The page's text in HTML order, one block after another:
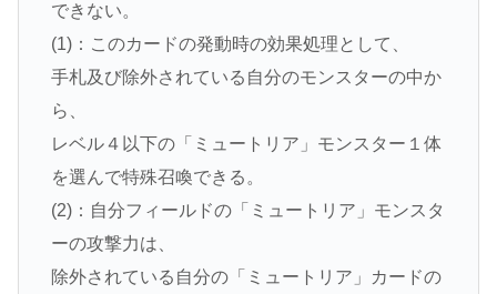
できない。
(1)：このカードの発動時の効果処理として、
手札及び除外されている自分のモンスターの中か
ら、
レベル４以下の「ミュートリア」モンスター１体
を選んで特殊召喚できる。
(2)：自分フィールドの「ミュートリア」モンスタ
ーの攻撃力は、
除外されている自分の「ミュートリア」カードの